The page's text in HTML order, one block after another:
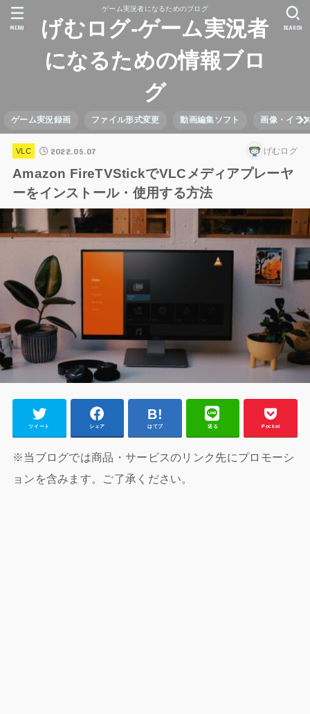
ゲーム実況者になるためのブログ
げむログ-ゲーム実況者
になるための情報ブロ
グ
ゲーム実況録画 ファイル形式変更 動画編集ソフト 画像・イラ
SEARCH
MENU
VLC 2022.05.07 げむログ
Amazon FireTVStickでVLCメディアプレーヤ
ーをインストール・使用する方法
ツイート シェア はてブ 送る Pocket
※当ブログでは商品・サービスのリンク先にプロモーシ
ョンを含みます。ご了承ください。